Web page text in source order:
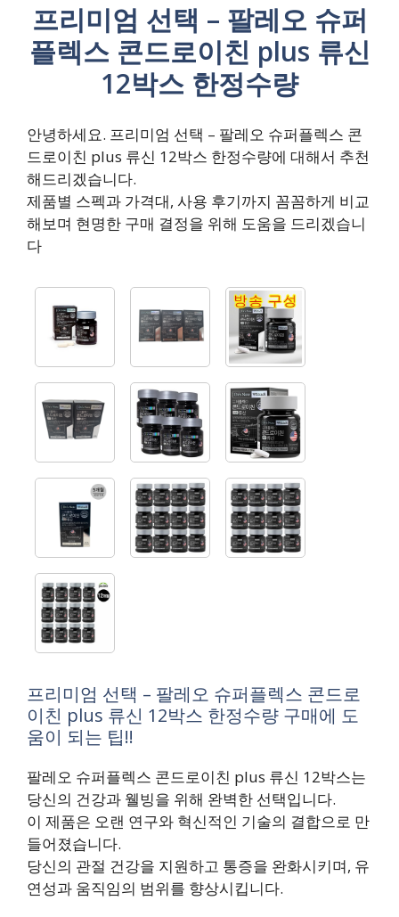
프리미엄 선택 – 팔레오 슈퍼
플렉스 콘드로이친 plus 류신
12박스 한정수량
안녕하세요. 프리미엄 선택 – 팔레오 슈퍼플렉스 콘
드로이친 plus 류신 12박스 한정수량에 대해서 추천
해드리겠습니다.
제품별 스펙과 가격대, 사용 후기까지 꼼꼼하게 비교
해보며 현명한 구매 결정을 위해 도움을 드리겠습니
다
프리미엄 선택 – 팔레오 슈퍼플렉스 콘드로
이친 plus 류신 12박스 한정수량 구매에 도
움이 되는 팁!!
팔레오 슈퍼플렉스 콘드로이친 plus 류신 12박스는
당신의 건강과 웰빙을 위해 완벽한 선택입니다.
이 제품은 오랜 연구와 혁신적인 기술의 결합으로 만
들어졌습니다.
당신의 관절 건강을 지원하고 통증을 완화시키며, 유
연성과 움직임의 범위를 향상시킵니다.